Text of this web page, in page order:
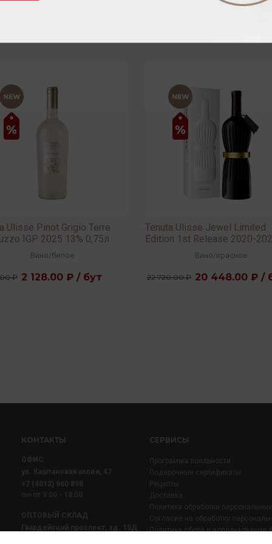
Ulisse Pinot Grigio Terre
IGP 2025 13% 0,75л
Вино/белое
₽ 2 128.00 ₽ / бут
Tenuta Ulisse Jewel Limited
Edition 1st Release 2020-
2022 15,5% 0,75л
Вино/красное
22 720.00 ₽ 20 448.00 ₽ /
КОНТАКТЫ
ОФИС
ул. Каштановая аллея, 47
+7 (4012) 960 898
ОПТОВЫЙ СКЛАД
Гвардейский проспект, зд. 15Д
СЕРВИСЫ
Программа лояльности
Подарочные сертификаты
Рецепты
Доставка
Политика обработки
Согласие на обработку
Политика сбора и использования